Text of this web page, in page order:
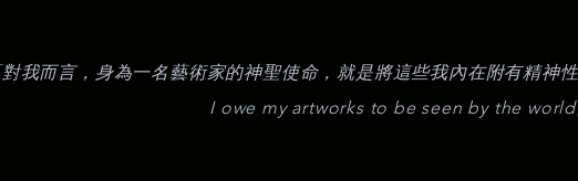
對我而言，身為一名藝術家的神聖使命，就是將這些我內在附有精神
I owe my artworks to be seen by the world